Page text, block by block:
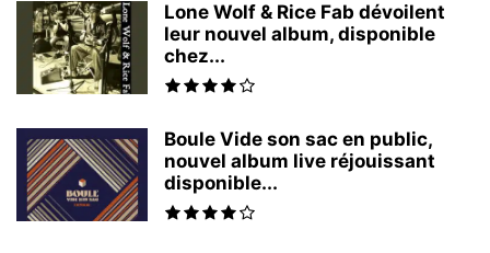
Lone Wolf & Rice Fab dévoilent
leur nouvel album, disponible
chez...
Boule Vide son sac en public,
nouvel album live réjouissant
disponible...